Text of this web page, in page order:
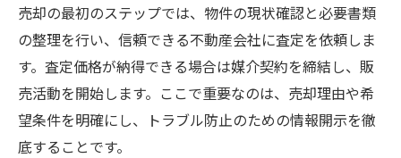
家売る時に避けるべき三大タブーの全容
囲い込みや虚偽広告を見抜く家売る知識
家売る際に信頼を損なう行動とその対処法
不動産会社が嫌がる行為を家売る前に確認
家売るトラブル防止のためのタブー対策
売却の最初のステップでは、物件の現状確認と必要書類
の整理を行い、信頼できる不動産会社に査定を依頼しま
す。査定価格が納得できる場合は媒介契約を締結し、販
売活動を開始します。ここで重要なのは、売却理由や希
望条件を明確にし、トラブル防止のための情報開示を徹
底することです。